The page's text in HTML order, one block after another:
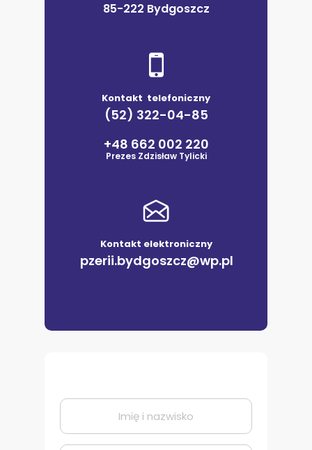
Kontakt elektroniczny
pzerii.bydgoszcz@wp.pl
Kontakt telefoniczny
(52) 322-04-85
+48 662 002 220
Prezes Zdzisław Tylicki
85-222 Bydgoszcz